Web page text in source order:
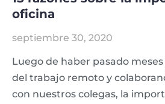
oficina
septiembre 30, 2020
Luego de haber pasado
del trabajo remoto y
con nuestros colegas, la